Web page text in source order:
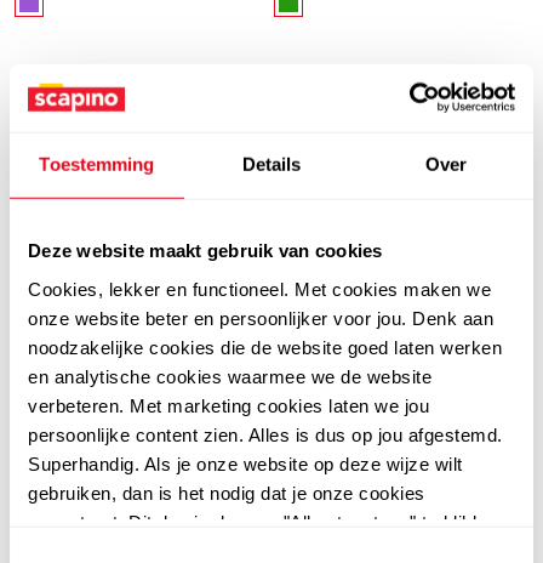
Toestemming Details Over
Deze website maakt gebruik van cookies
Cookies, lekker en functioneel. Met cookies maken we
onze website beter en persoonlijker voor jou. Denk aan
noodzakelijke cookies die de website goed laten werken
en analytische cookies waarmee we de website
verbeteren. Met marketing cookies laten we jou
persoonlijke content zien. Alles is dus op jou afgestemd.
Superhandig. Als je onze website op deze wijze wilt
gebruiken, dan is het nodig dat je onze cookies
accepteert. Dit doe je door op "Alles toestaan" te klikken.
4,0
Lilo & Stitch
Lilo & Stitch meisjes
sandalen met lichtjes
lila
29,9924 99
Frozen
Frozen meisjes sandalen
met lichtjes zilver
29,992499